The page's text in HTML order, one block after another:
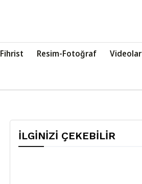
Fihrist Resim-Fotoğraf Videolar
İLGİNİZİ ÇEKEBİLİR